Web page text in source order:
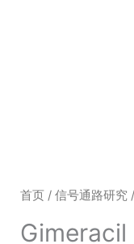
首页/ 信号通路研究/
Gimeracil